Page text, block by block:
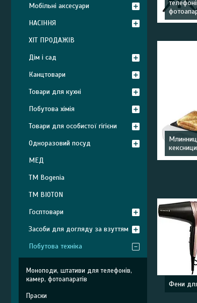
Фени
Мобільні аксесуари
НАСІННЯ
ХІТ ПРОДАЖІВ
Дім і сад
Канцтовари
Товари для кухні
Побутова хімія
Товари для особистої гігієни
Одноразовий посуд
МЕД
ТМ Bogenia
ТМ BIOTON
Госптовари
Засоби для догляду за взуттям
Побутова техніка
Моноподи, штативи для телефонів,
камер, фотоапаратів
Праски